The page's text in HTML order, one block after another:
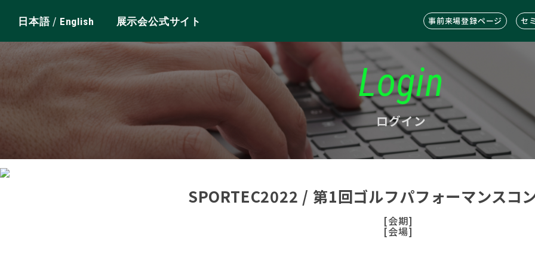
日本語/ English 展示会公式サイト 事前来場登録ページ セ
Login
ログイン
SPORTEC2022 / 第1回ゴルフパフォーマンスコ
[会期]
[会場]